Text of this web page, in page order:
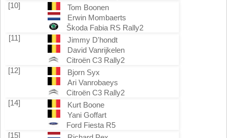
[10]
Tom Boonen
Erwin Mombaerts
Škoda Fabia RS Rally2
[11]
Jimmy D'hondt
David Vanrijkelen
Citroën C3 Rally2
[12]
Bjorn Syx
Ari Vanrobaeys
Citroën C3 Rally2
[14]
Kurt Boone
Yani Goffart
Ford Fiesta R5
[15]